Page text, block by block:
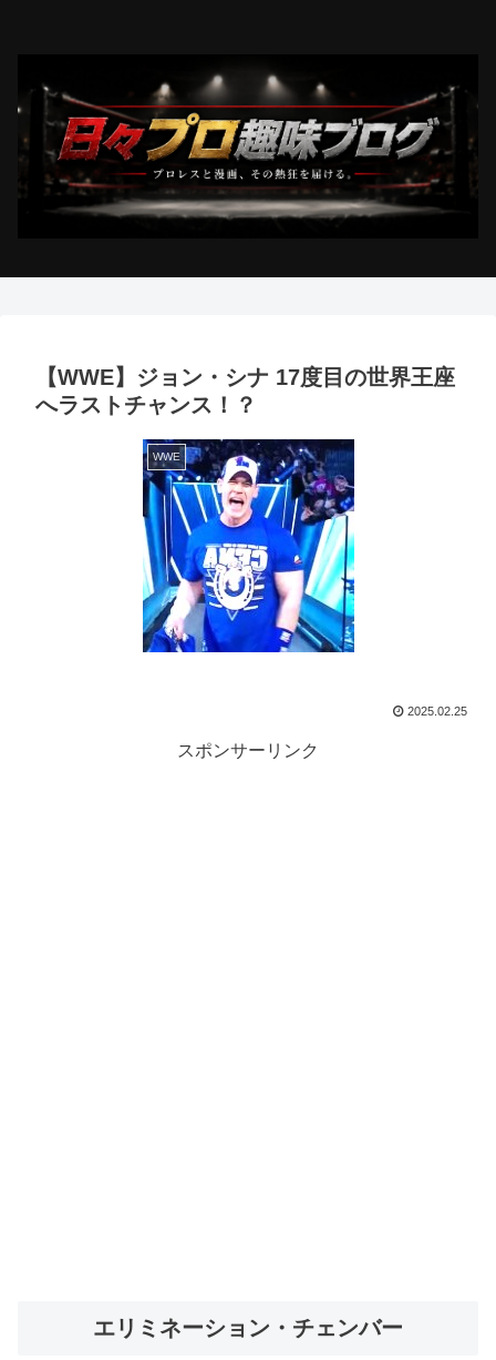
【WWE】ジョン・シナ 17度目の世界王座
へラストチャンス！？
WWE
2025.02.25
スポンサーリンク
エリミネーション・チェンバー